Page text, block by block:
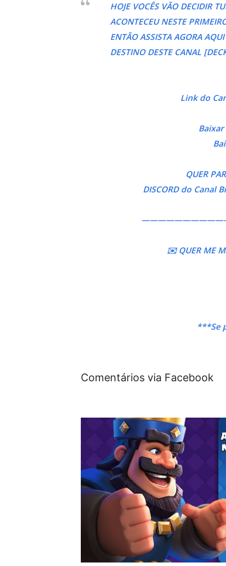
HOJE VOCÊS VÃO DECIDIR
ACONTECEU NESTE
ENTÃO ASSISTA AGORA
DESTINO DESTE CANAL
Link do
QUER
DISCORD do Canal
✉️ QUER ME
***Se
Comentários via Facebook